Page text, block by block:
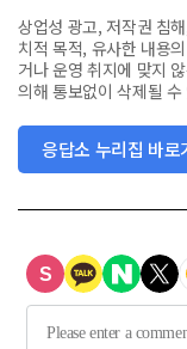
상업성 광고, 저작권 침
치적 목적, 유사한 내용
거나 운영 취지에 맞지
의해 통보없이 삭제될 수
응답소 누리집 바로